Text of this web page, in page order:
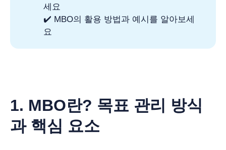
세요
✔️ MBO의 활용 방법과 예시를 알아보세
요
1. MBO란? 목표 관리 방식
과 핵심 요소